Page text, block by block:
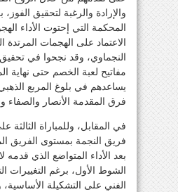
والإرادة والرغبة لتحقيق الفوز،
المحكمة التي إحتوت الأداء
الاعتماد على الهجمات المرتدة
النجماوي، وقد نجحوا في
مفاتيح لعبة الخصم حتى نهاية
يساعدهم في بلوغ المربع
فرق المقدمة الأنصار والصفاء
في المقابل، وللمباراة الثالثة
فريق النجمة بمستوى الفريق
بعد الأداء المتواضع الذي
الشوط الأول، برغم التغييرات
الفني على التشكيلة الأساسية،